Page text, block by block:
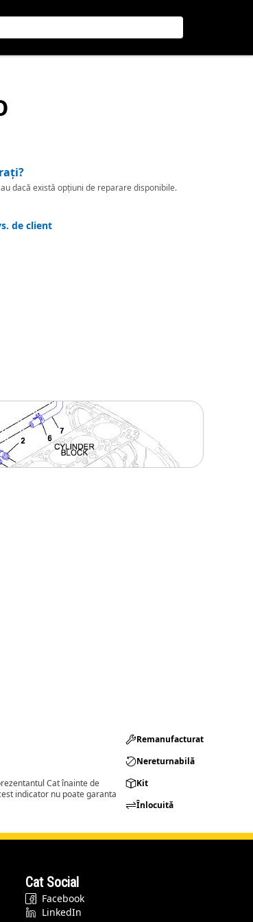
dacă există opțiuni de reparare disponibile.
de client
Cat înainte de
indicator nu poate garanta
Remanufacturat​
Nereturnabilă
Kit
Înlocuită
Cat Social
Facebook
LinkedIn